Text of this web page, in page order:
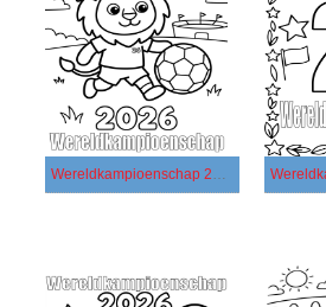
Wereldkampioenschap 2026 gratis afdrukbaar voor kinderen